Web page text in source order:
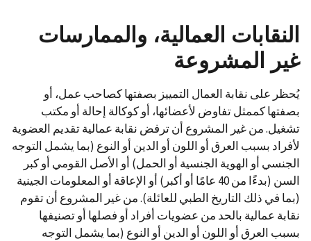
النقابات العمالية، والممارسات
غير المشروعة
يُحظر على نقابة العمال التمييز بصفتها كصاحب عمل، أو
بصفتها كممثل تفاوض لأعضائها، أو كوكالة إحالة أو مكتب
تشغيل. من غير المشروع أن ترفض نقابة عمالية تقديم العضوية
لأفراد بسبب العرق أو اللون أو الدين أو النوع (بما يشمل التوجه
الجنسي أو الهوية الجنسية أو الحمل) أو الأصل القومي أو كبر
السن (بدءًا من 40 عامًا أو أكبر) أو الإعاقة أو المعلومات الجينية
(بما في ذلك التاريخ الطبي للعائلة). من غير المشروع أن تقوم
نقابة عمالية بالحد من عضويات أفراد أو فصلها أو تصنيفها
بسبب العرق أو اللون أو الدين أو النوع (بما يشمل التوجه